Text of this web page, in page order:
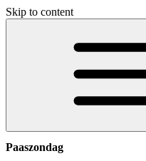
Skip to content
Paaszondag